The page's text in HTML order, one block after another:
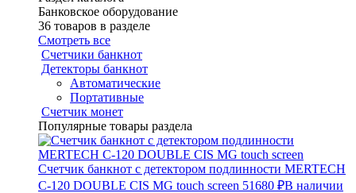
Банковское оборудование
36 товаров в разделе
Смотреть все
Счетчики банкнот
Детекторы банкнот
Автоматические
Портативные
Счетчик монет
Популярные товары раздела
Счетчик банкнот с детектором подлинности MERTECH
C-120 DOUBLE CIS MG touch screen 51680 ₽В наличии